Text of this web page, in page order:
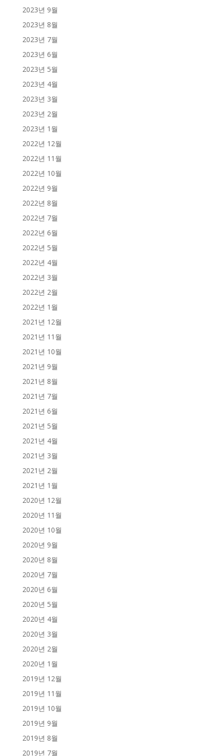
2023년 9월
2023년 8월
2023년 7월
2023년 6월
2023년 5월
2023년 4월
2023년 3월
2023년 2월
2023년 1월
2022년 12월
2022년 11월
2022년 10월
2022년 9월
2022년 8월
2022년 7월
2022년 6월
2022년 5월
2022년 4월
2022년 3월
2022년 2월
2022년 1월
2021년 12월
2021년 11월
2021년 10월
2021년 9월
2021년 8월
2021년 7월
2021년 6월
2021년 5월
2021년 4월
2021년 3월
2021년 2월
2021년 1월
2020년 12월
2020년 11월
2020년 10월
2020년 9월
2020년 8월
2020년 7월
2020년 6월
2020년 5월
2020년 4월
2020년 3월
2020년 2월
2020년 1월
2019년 12월
2019년 11월
2019년 10월
2019년 9월
2019년 8월
2019년 7월